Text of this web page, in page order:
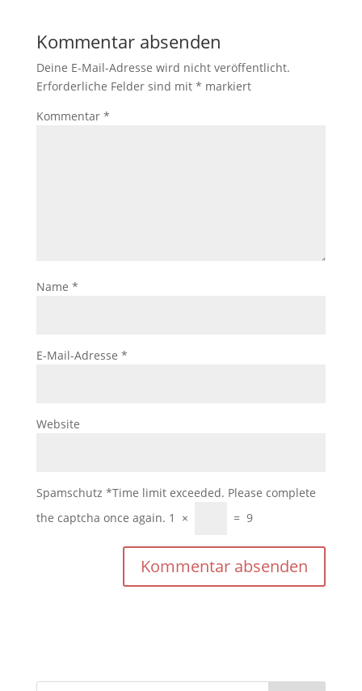
Kommentar absenden
Deine E-Mail-Adresse wird nicht veröffentlicht.
Erforderliche Felder sind mit * markiert
Kommentar *
Name *
E-Mail-Adresse *
Website
Spamschutz *Time limit exceeded. Please complete
the captcha once again. 1 × = 9